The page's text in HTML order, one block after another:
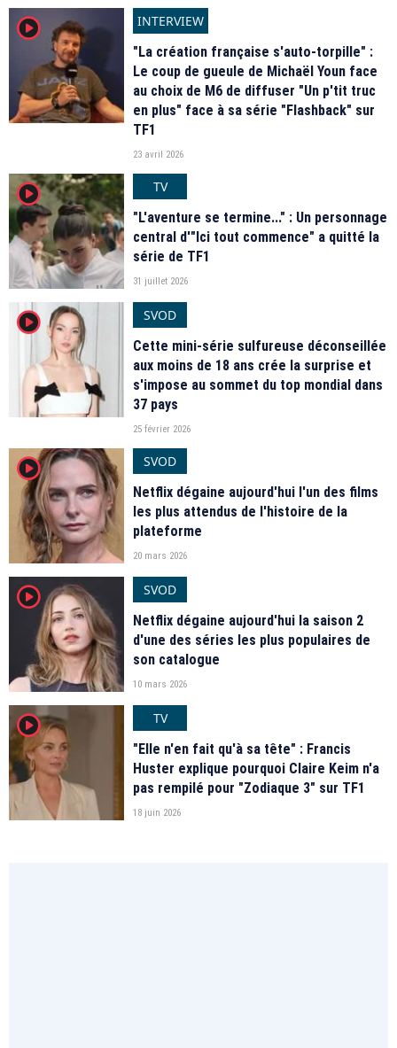
player2
INTERVIEW
"La création française s'auto-torpille" :
Le coup de gueule de Michaël Youn face
au choix de M6 de diffuser "Un p'tit truc
en plus" face à sa série "Flashback" sur
TF1
23 avril 2026
player2
TV
"L'aventure se termine..." : Un personnage
central d'"Ici tout commence" a quitté la
série de TF1
31 juillet 2026
player2
SVOD
Cette mini-série sulfureuse déconseillée
aux moins de 18 ans crée la surprise et
s'impose au sommet du top mondial dans
37 pays
25 février 2026
player2
SVOD
Netflix dégaine aujourd'hui l'un des films
les plus attendus de l'histoire de la
plateforme
20 mars 2026
player2
SVOD
Netflix dégaine aujourd'hui la saison 2
d'une des séries les plus populaires de
son catalogue
10 mars 2026
player2
TV
"Elle n'en fait qu'à sa tête" : Francis
Huster explique pourquoi Claire Keim n'a
pas rempilé pour "Zodiaque 3" sur TF1
18 juin 2026